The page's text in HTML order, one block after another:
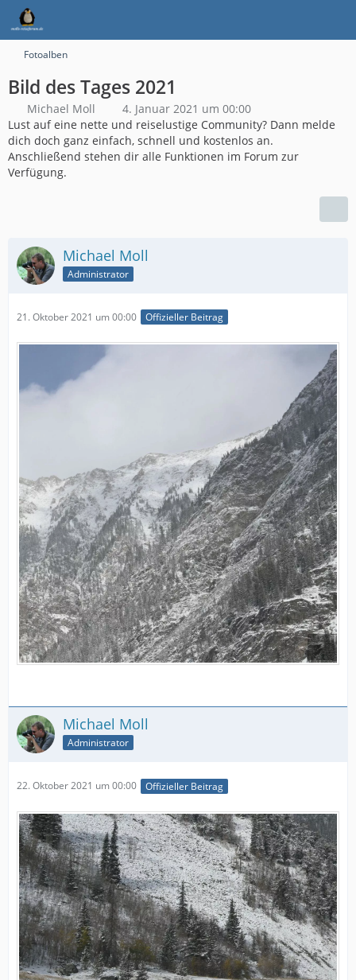
Fotoalben
Bild des Tages 2021
Michael Moll
4. Januar 2021 um 00:00
Lust auf eine nette und reiselustige Community? Dann melde
dich doch ganz einfach, schnell und kostenlos an.
Anschließend stehen dir alle Funktionen im Forum zur
Verfügung.
Michael Moll
Administrator
21. Oktober 2021 um 00:00 Offizieller Beitrag
Michael Moll
Administrator
22. Oktober 2021 um 00:00 Offizieller Beitrag